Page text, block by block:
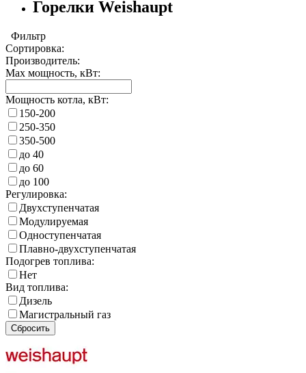
Горелки Weishaupt
Фильтр
Сортировка:
Производитель:
Max мощность, кВт:
Мощность котла, кВт:
150-200
250-350
350-500
до 40
до 60
до 100
Регулировка:
Двухступенчатая
Модулируемая
Одноступенчатая
Плавно-двухступенчатая
Подогрев топлива:
Нет
Вид топлива:
Дизель
Магистральный газ
Сбросить